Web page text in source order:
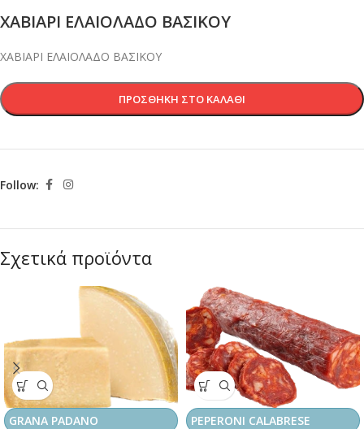
ΧΑΒΙΑΡΙ ΕΛΑΙΟΛΑΔΟ ΒΑΣΙΚΟΥ
ΧΑΒΙΑΡΙ ΕΛΑΙΟΛΑΔΟ ΒΑΣΙΚΟΥ
ΠΡΟΣΘΉΚΗ ΣΤΟ ΚΑΛΆΘΙ
Follow:
Σχετικά προϊόντα
GRANA PADANO PEPERONI CALABRESE